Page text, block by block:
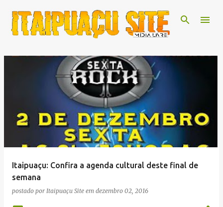
Pular para o conteúdo principal
Itaipuaçu: Confira a agenda cultural deste final de
semana
postado por Itaipuaçu Site em dezembro 02, 2016